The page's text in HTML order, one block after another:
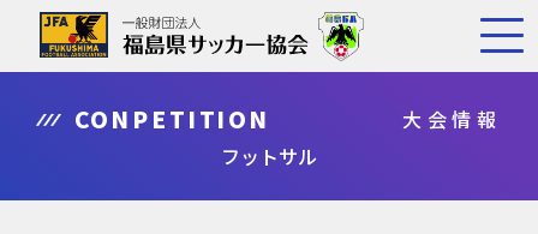
CONPETITION
大会情報
フットサル